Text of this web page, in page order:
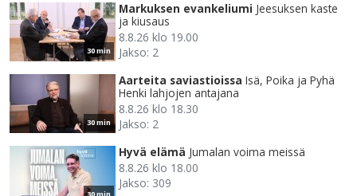
30 min
Markuksen evankeliumi Jeesuksen kaste
ja kiusaus
8.8.26 klo 19.00
Jakso: 2
30 min
Aarteita saviastioissa Isä, Poika ja Pyhä
Henki lahjojen antajana
8.8.26 klo 18.30
Jakso: 2
Hyvä elämä Jumalan voima meissä
8.8.26 klo 18.00
Jakso: 309